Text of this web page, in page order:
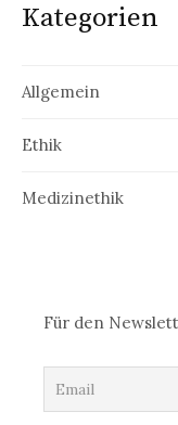
Kategorien
Allgemein
Ethik
Medizinethik
Für den